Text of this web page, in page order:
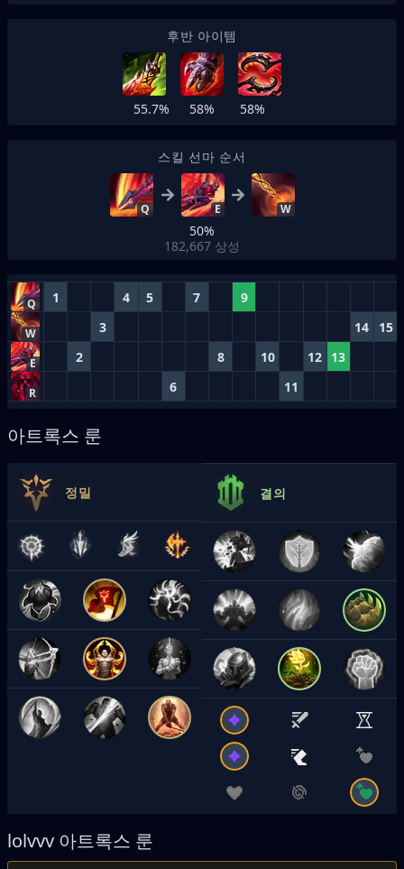
후반 아이템
55.7% 58% 58%
스킬 선마 순서
Q E W
50%
182,667 상성
Q 1 4 5 7 9
W 3 14 15
E 2 8 10 12 13
R 6 11
아트록스 룬
정밀 결의
lolvvv 아트록스 룬